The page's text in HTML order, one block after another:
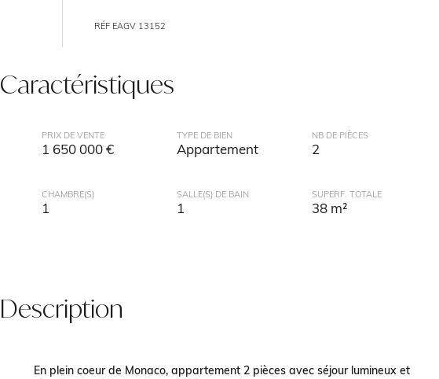
RÉF EAGV 13152
Caractéristiques
PRIX DE VENTE
1 650 000 €
TYPE DE BIEN
Appartement
NB DE PIÈCES
2
CHAMBRE(S)
1
SALLE(S) DE BAIN
1
SUPERF. TOTALE
38 m²
Description
En plein coeur de Monaco, appartement 2 pièces avec séjour lumineux et